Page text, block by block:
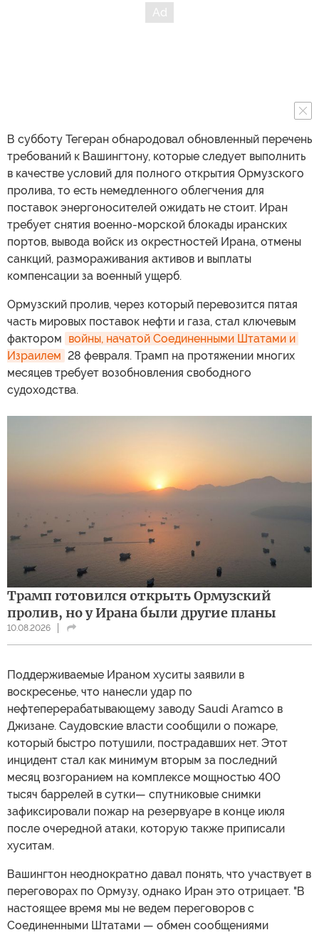
В субботу Тегеран обнародовал обновленный перечень
требований к Вашингтону, которые следует выполнить
в качестве условий для полного открытия Ормузского
пролива, то есть немедленного облегчения для
поставок энергоносителей ожидать не стоит. Иран
требует снятия военно-морской блокады иранских
портов, вывода войск из окрестностей Ирана, отмены
санкций, размораживания активов и выплаты
компенсации за военный ущерб.
Ормузский пролив, через который перевозится пятая
часть мировых поставок нефти и газа, стал ключевым
фактором войны, начатой Соединенными Штатами и
Израилем 28 февраля. Трамп на протяжении многих
месяцев требует возобновления свободного
судоходства.
Трамп готовился открыть Ормузский
пролив, но у Ирана были другие планы
10.08.2026
Поддерживаемые Ираном хуситы заявили в
воскресенье, что нанесли удар по
нефтеперерабатывающему заводу Saudi Aramco в
Джизане. Саудовские власти сообщили о пожаре,
который быстро потушили, пострадавших нет. Этот
инцидент стал как минимум вторым за последний
месяц возгоранием на комплексе мощностью 400
тысяч баррелей в сутки— спутниковые снимки
зафиксировали пожар на резервуаре в конце июля
после очередной атаки, которую также приписали
хуситам.
Вашингтон неоднократно давал понять, что участвует в
переговорах по Ормузу, однако Иран это отрицает. "В
настоящее время мы не ведем переговоров с
Соединенными Штатами — обмен сообщениями